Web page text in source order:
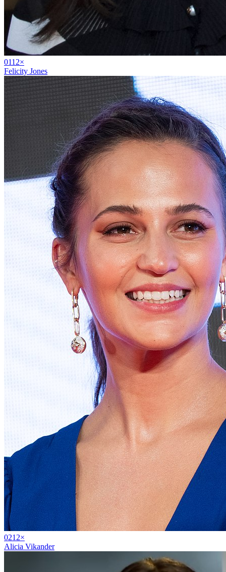
0112×
Felicity Jones
0212×
Alicia Vikander